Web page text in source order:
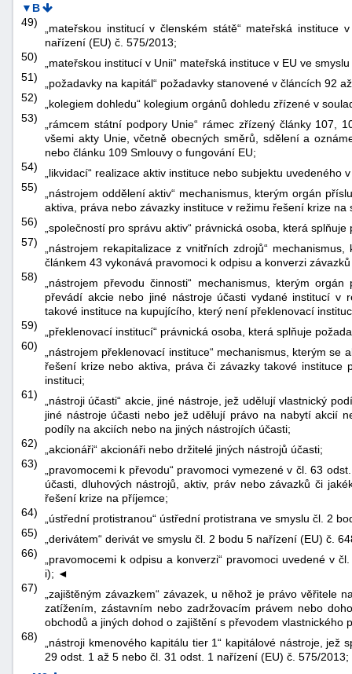
▼B
49)
„mateřskou institucí v členském státě“ mateřská
nařízení (EU) č. 575/2013;
50)
„mateřskou institucí v Unii“ mateřská instituce v EU ve
51)
„požadavky na kapitál“ požadavky stanovené v článcích 92
52)
„kolegiem dohledu“ kolegium orgánů dohledu zřízené v
53)
„rámcem státní podpory Unie“ rámec zřízený články
všemi akty Unie, včetně obecných směrů, sdělení a
nebo článku 109 Smlouvy o fungování EU;
54)
„likvidací“ realizace aktiv instituce nebo subjektu
55)
„nástrojem oddělení aktiv“ mechanismus, kterým orgán
aktiva, práva nebo závazky instituce v režimu řešení krize na
56)
„společností pro správu aktiv“ právnická osoba, která
57)
„nástrojem rekapitalizace z vnitřních zdrojů“
článkem 43 vykonává pravomoci k odpisu a konverzi
58)
„nástrojem převodu činnosti“ mechanismus, kterým
převádí akcie nebo jiné nástroje účasti vydané institucí v
takové instituce na kupujícího, který není překlenovací
59)
„překlenovací institucí“ právnická osoba, která splňuje
60)
„nástrojem překlenovací instituce“ mechanismus, kterým
řešení krize nebo aktiva, práva či závazky takové
instituci;
61)
„nástroji účasti“ akcie, jiné nástroje, jež udělují vlastnický
jiné nástroje účasti nebo jež udělují právo na nabytí akcií
podíly na akciích nebo na jiných nástrojích účasti;
62)
„akcionáři“ akcionáři nebo držitelé jiných nástrojů účasti;
63)
„pravomocemi k převodu“ pravomoci vymezené v čl. 63
účasti, dluhových nástrojů, aktiv, práv nebo závazků či
řešení krize na příjemce;
64)
„ústřední protistranou“ ústřední protistrana ve smyslu čl. 2
65)
„derivátem“ derivát ve smyslu čl. 2 bodu 5 nařízení (EU) č.
66)
„pravomocemi k odpisu a konverzi“ pravomoci uvedené v
i); ◄
67)
„zajištěným závazkem“ závazek, u něhož je právo věřitele
zatížením, zástavním nebo zadržovacím právem nebo
obchodů a jiných dohod o zajištění s převodem vlastnického
68)
„nástroji kmenového kapitálu tier 1“ kapitálové nástroje,
29 odst. 1 až 5 nebo čl. 31 odst. 1 nařízení (EU) č. 575/2013;